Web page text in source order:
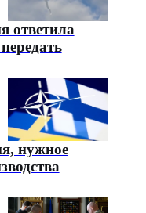
ответила
нужное